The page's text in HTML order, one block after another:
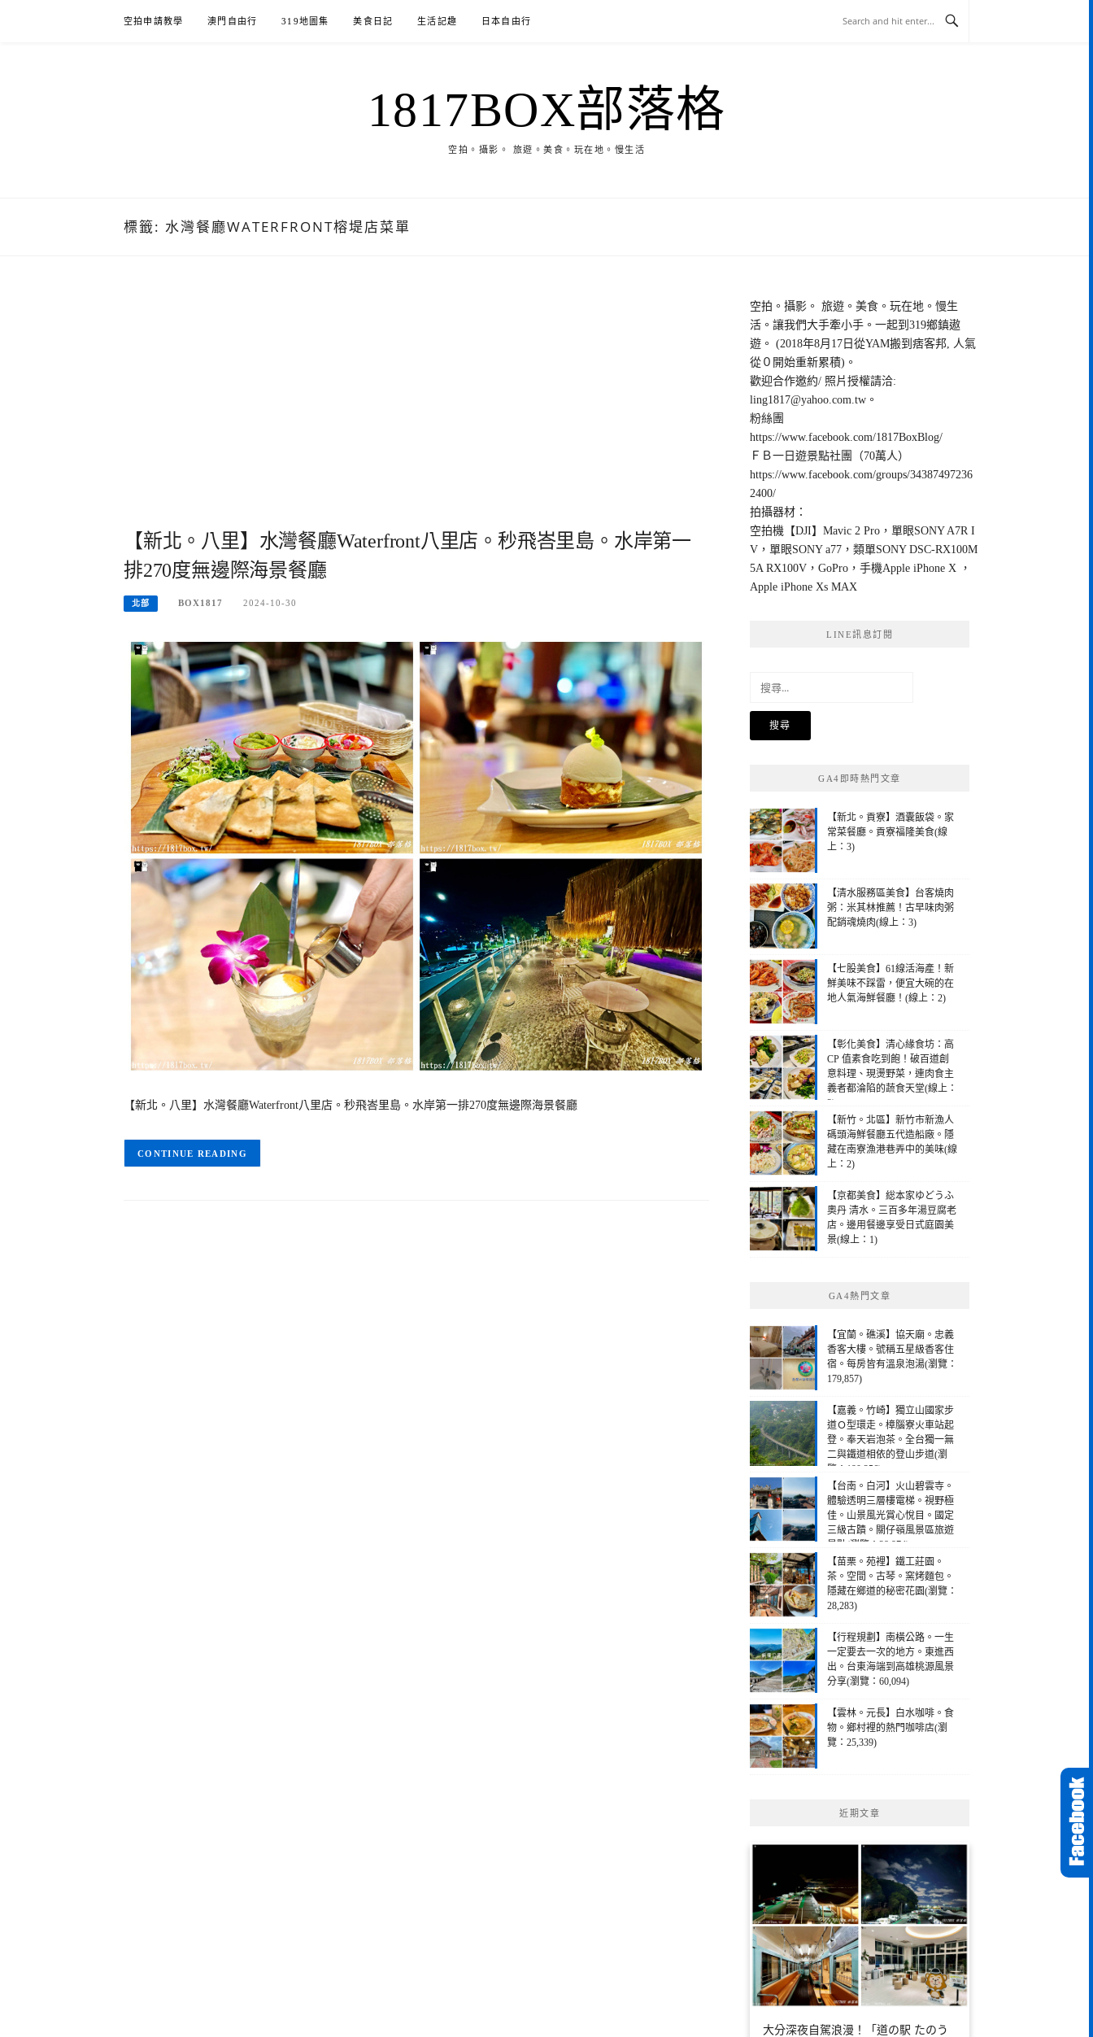
空拍申請教學 澳門自由行 319地圖集 美食日記 生活記趣 日本自由行
1817BOX部落格
空拍。攝影。 旅遊。美食。玩在地。慢生活
標籤: 水灣餐廳WATERFRONT榕堤店菜單
【新北。八里】水灣餐廳Waterfront八里店。秒飛峇里島。水岸第一
排270度無邊際海景餐廳
北部 BOX1817 2024-10-30
【新北。八里】水灣餐廳Waterfront八里店。秒飛峇里島。水岸第一排270度無邊際海景餐廳
CONTINUE READING
空拍。攝影。 旅遊。美食。玩在地。慢生
活。讓我們大手牽小手。一起到319鄉鎮遨
遊。 (2018年8月17日從YAM搬到痞客邦, 人氣
從０開始重新累積)。
歡迎合作邀約/ 照片授權請洽:
ling1817@yahoo.com.tw 。
粉絲團
https://www.facebook.com/1817BoxBlog/
ＦＢ一日遊景點社團（70萬人）
https://www.facebook.com/groups/34387497236
2400/
拍攝器材：
空拍機【DJI】Mavic 2 Pro，單眼SONY A7R I
V，單眼SONY a77，類單SONY DSC-RX100M
5A RX100V，GoPro，手機Apple iPhone X ，
Apple iPhone Xs MAX
LINE訊息訂閱
鍵
GA4即時熱門文章
【新北。貢寮】酒囊飯袋。家
常菜餐廳。貢寮福隆美食(線
上：3)
【清水服務區美食】台客燒肉
粥：米其林推薦！古早味肉粥
配銷魂燒肉(線上：3)
【七股美食】61線活海產！新
鮮美味不踩雷，便宜大碗的在
地人氣海鮮餐廳！(線上：2)
【彰化美食】清心緣食坊：高
CP 值素食吃到飽！破百道創
意料理、現燙野菜，連肉食主
義者都淪陷的蔬食天堂(線上：
2)
【新竹。北區】新竹市新漁人
碼頭海鮮餐廳五代造船廠。隱
藏在南寮漁港巷弄中的美味(線
上：2)
【京都美食】総本家ゆどうふ
奧丹 清水。三百多年湯豆腐老
店。邊用餐邊享受日式庭園美
景(線上：1)
GA4熱門文章
【宜蘭。礁溪】協天廟。忠義
香客大樓。號稱五星級香客住
宿。每房皆有溫泉泡湯(瀏覽：
179,857)
【嘉義。竹崎】獨立山國家步
道Ｏ型環走。樟腦寮火車站起
登。奉天岩泡茶。全台獨一無
二與鐵道相依的登山步道(瀏
覽：190,256)
【台南。白河】火山碧雲寺。
體驗透明三層樓電梯。視野極
佳。山景風光賞心悅目。國定
三級古蹟。關仔嶺風景區旅遊
景點(瀏覽：28,974)
【苗栗。苑裡】鐵工莊園。
茶。空間。古琴。窯烤麵包。
隱藏在鄉道的秘密花園(瀏覽：
28,283)
【行程規劃】南橫公路。一生
一定要去一次的地方。東進西
出。台東海端到高雄桃源風景
分享(瀏覽：60,094)
【雲林。元長】白水咖啡。食
物。鄉村裡的熱門咖啡店(瀏
覽：25,339)
近期文章
大分深夜自駕浪漫！「道の駅 たのう